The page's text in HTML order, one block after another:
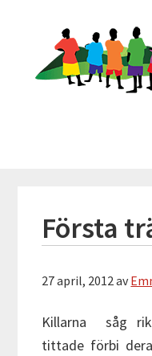
huvudnavigering
huvudinnehåll
primära
ETCP
Uganda
Första
27 april, 2012av
Killarna såg
tittade förbi